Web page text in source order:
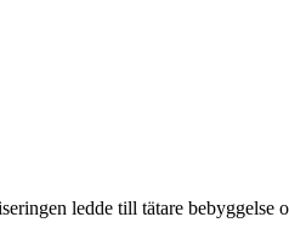
ledde till tätare